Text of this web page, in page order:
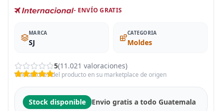
- ENVÍO GRATIS
MARCA
SJ
CATEGORIA
Moldes
5(11.021 valoraciones)
Valoraciones del producto en su marketplace de origen
Stock disponible Envio gratis a todo Guatemala